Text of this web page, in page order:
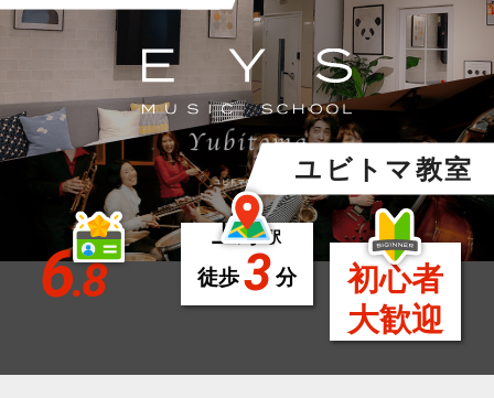
ユビトマ教室
6.8
上野駅
徒歩3分
初心者
大歓迎